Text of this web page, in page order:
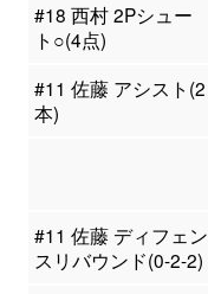
#18 西村 2Pシュー
ト○(4点)
#11 佐藤 アシスト(2
本)
#11 佐藤 ディフェン
スリバウンド(0-2-2)